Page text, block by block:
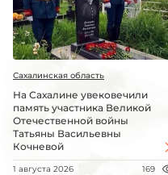
Сахалинская область
На Сахалине увековечили
память участника Великой
Отечественной войны
Татьяны Васильевны
Кочневой
1 августа 2026 169